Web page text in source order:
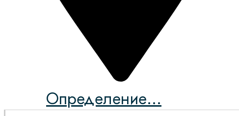
Определение...